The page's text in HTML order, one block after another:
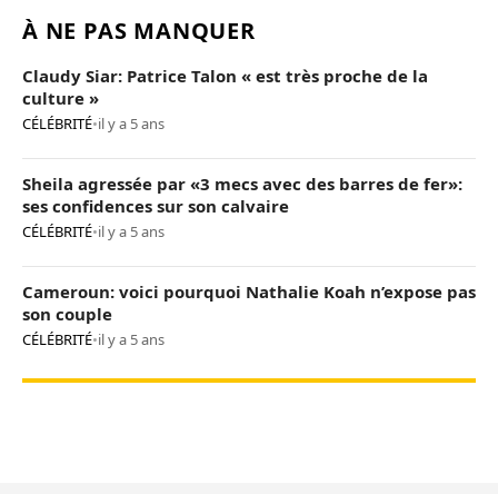
À NE PAS MANQUER
Claudy Siar: Patrice Talon « est très proche de la
culture »
CÉLÉBRITÉ•il y a 5 ans
Sheila agressée par «3 mecs avec des barres de fer»:
ses confidences sur son calvaire
CÉLÉBRITÉ•il y a 5 ans
Cameroun: voici pourquoi Nathalie Koah n’expose pas
son couple
CÉLÉBRITÉ•il y a 5 ans